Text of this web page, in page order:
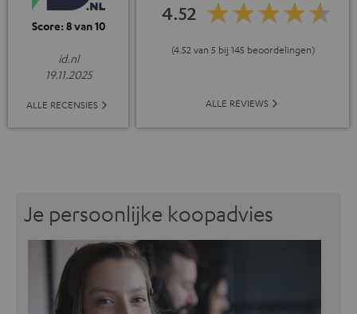
Score: 8 van 10
id.nl
19.11.2025
ALLE RECENSIES
4.52
(4.52 van 5 bij 145 beoordelingen)
ALLE REVIEWS
Je persoonlijke koopadvies